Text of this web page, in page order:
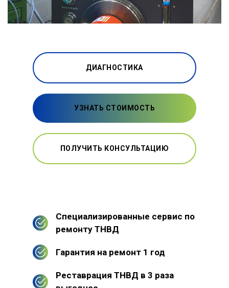
ДИАГНОСТИКА
УЗНАТЬ СТОИМОСТЬ
ПОЛУЧИТЬ КОНСУЛЬТАЦИЮ
Специализированные сервис по
ремонту ТНВД
Гарантия на ремонт 1 год
Реставрация ТНВД в 3 раза